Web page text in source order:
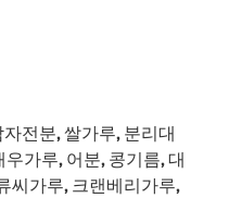
전분, 쌀가루, 분리대
가루, 어분, 콩기름, 대
씨가루, 크랜베리가루,